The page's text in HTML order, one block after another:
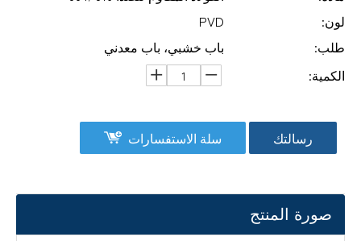
لون:
PVD
طلب:
باب خشبي، باب معدني
الكمية:
رسالتك سلة الاستفسارات
صورة المنتج